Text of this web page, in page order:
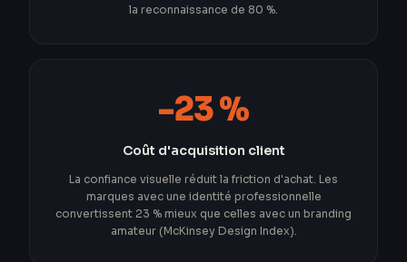
la reconnaissance de 80 %.
-23 %
Coût d'acquisition client
La confiance visuelle réduit la friction d'achat. Les
marques avec une identité professionnelle
convertissent 23 % mieux que celles avec un branding
amateur (McKinsey Design Index).